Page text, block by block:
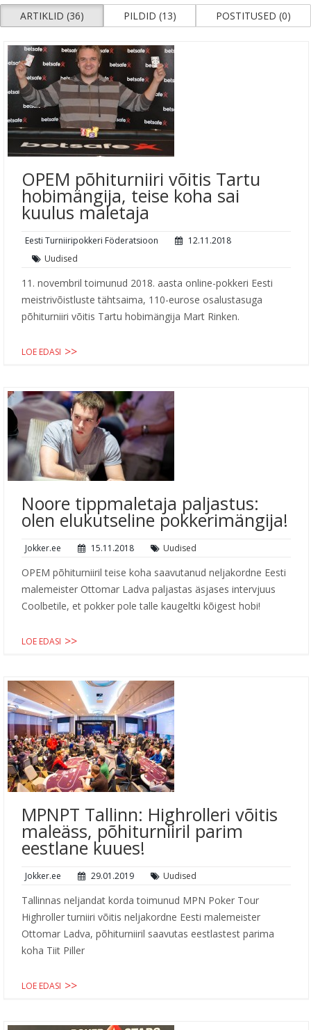
ARTIKLID (36) PILDID (13) POSTITUSED (0)
OPEM põhiturniiri võitis Tartu
hobimängija, teise koha sai
kuulus maletaja
Eesti Turniiripokkeri Föderatsioon
12.11.2018
Uudised
11. novembril toimunud 2018. aasta online-pokkeri Eesti
meistrivõistluste tähtsaima, 110-eurose osalustasuga
põhiturniiri võitis Tartu hobimängija Mart Rinken.
LOE EDASI
Noore tippmaletaja paljastus:
olen elukutseline pokkerimängija!
Jokker.ee 15.11.2018 Uudised
OPEM põhiturniiril teise koha saavutanud neljakordne Eesti
malemeister Ottomar Ladva paljastas äsjases intervjuus
Coolbetile, et pokker pole talle kaugeltki kõigest hobi!
LOE EDASI
MPNPT Tallinn: Highrolleri võitis
maleäss, põhiturniiril parim
eestlane kuues!
Jokker.ee 29.01.2019 Uudised
Tallinnas neljandat korda toimunud MPN Poker Tour
Highroller turniiri võitis neljakordne Eesti malemeister
Ottomar Ladva, põhiturniiril saavutas eestlastest parima
koha Tiit Piller
LOE EDASI